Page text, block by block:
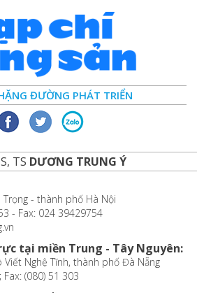
ĐƯỜNG PHÁT TRIỂN
TS DƯƠNG TRUNG Ý
- thành phố Hà Nội
- Fax: 024 39429754
tại miền Trung - Tây Nguyên:
Viết Nghệ Tĩnh, thành phố Đà Nẵng
(080) 51 303